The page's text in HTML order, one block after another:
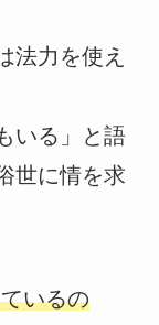
法力を使え
いる」と語
世に情を求
いるの